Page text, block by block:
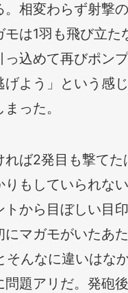
。相変わらず射撃の
は1羽も飛び立た
込めて再びポンプ
げよう」という感
った。
ば2発目も撃てた
りもしていられな
トから目ぼしい目
にマガモがいたあ
そんなに違いはな
問題アリだ。発砲